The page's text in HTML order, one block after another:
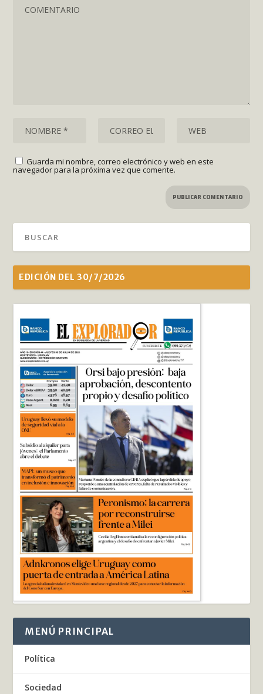
Guarda mi nombre, correo electrónico y web en este
navegador para la próxima vez que comente.
EDICIÓN DEL 30/7/2026
MENÚ PRINCIPAL
Política
Sociedad